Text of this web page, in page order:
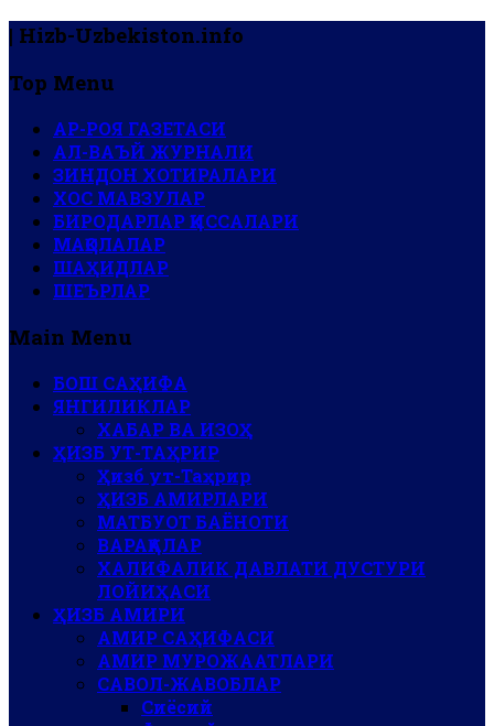
| Hizb-Uzbekiston.info
Top Menu
АР-РОЯ ГАЗЕТАСИ
АЛ-ВАЪЙ ЖУРНАЛИ
ЗИНДОН ХОТИРАЛАРИ
ХОС МАВЗУЛАР
БИРОДАРЛАР ҚИССАЛАРИ
МАҚОЛАЛАР
ШАҲИДЛАР
ШЕЪРЛАР
Main Menu
БОШ САҲИФА
ЯНГИЛИКЛАР
ХАБАР ВА ИЗОҲ
ҲИЗБ УТ-ТАҲРИР
Ҳизб ут-Таҳрир
ҲИЗБ АМИРЛАРИ
МАТБУОТ БАЁНОТИ
ВАРАҚАЛАР
ХАЛИФАЛИК ДАВЛАТИ ДУСТУРИ
ЛОЙИҲАСИ
ҲИЗБ АМИРИ
АМИР САҲИФАСИ
АМИР МУРОЖААТЛАРИ
САВОЛ-ЖАВОБЛАР
Сиёсий